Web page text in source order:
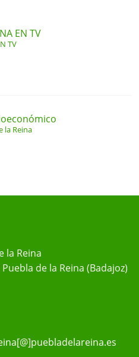
EN TV
TV
la Reina
la Reina
de la Reina (Badajoz)